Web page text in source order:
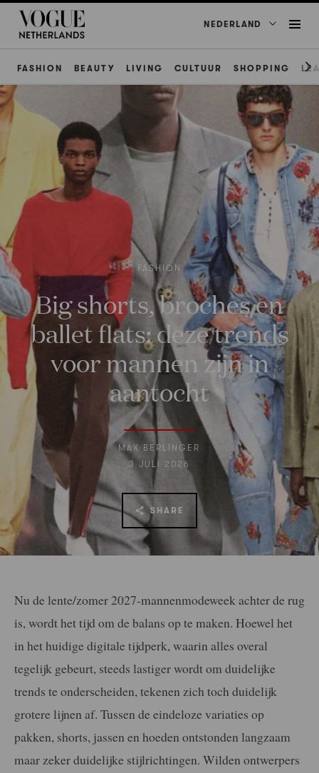
NEDERLAND
FASHION BEAUTY LIVING CULTUUR SHOPPING
FASHION
Big shorts, broches en
ballet flats: deze trends
voor mannen zijn in
aantocht
MAX BERLINGER
3 JULI 2026
SHARE
Nu de lente/zomer 2027-mannenmodeweek achter de rug
is, wordt het tijd om de balans op te maken. Hoewel het
in het huidige digitale tijdperk, waarin alles overal
tegelijk gebeurt, steeds lastiger wordt om duidelijke
trends te onderscheiden, tekenen zich toch duidelijk
grotere lijnen af. Tussen de eindeloze variaties op
pakken, shorts, jassen en hoeden ontstonden langzaam
maar zeker duidelijke stijlrichtingen. Wilden ontwerpers